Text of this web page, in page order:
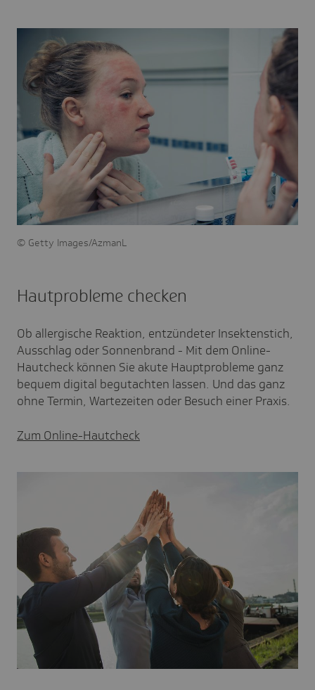
Getty Images/AzmanL
Hautprobleme checken
Ob allergische Reaktion, entzündeter Insektenstich,
Ausschlag oder Sonnenbrand - Mit dem Online-
Hautcheck können Sie akute Hauptprobleme ganz
bequem digital begutachten lassen. Und das ganz
ohne Termin, Wartezeiten oder Besuch einer Praxis.
Zum Online-Hautcheck